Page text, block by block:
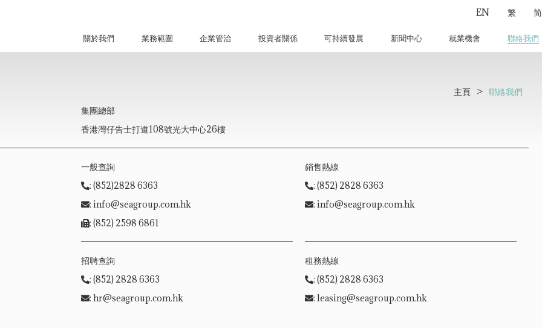
關於我們 業務範圍 企業管治 投資者關係 可持續發展 新聞中心 就業機會 聯絡我們
EN 繁 简
主頁 > 聯絡我們
集團總部
香港灣仔告士打道108號光大中心26樓
一般查詢
: (852)2828 6363
: info@seagroup.com.hk
: (852) 2598 6861
銷售熱線
: (852) 2828 6363
: info@seagroup.com.hk
招聘查詢
: (852) 2828 6363
: hr@seagroup.com.hk
租務熱線
: (852) 2828 6363
: leasing@seagroup.com.hk